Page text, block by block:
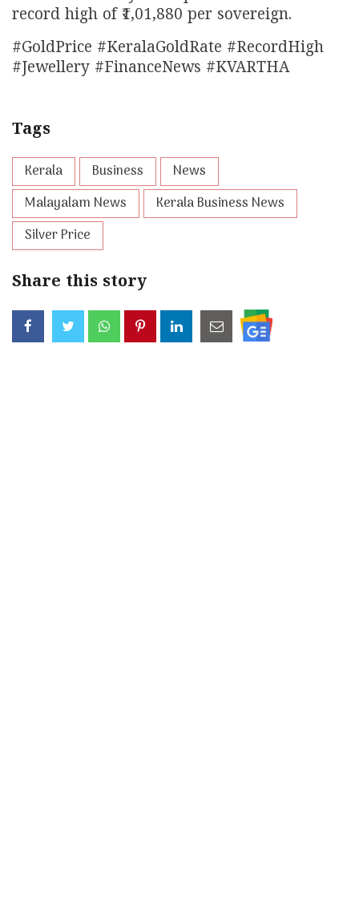
record high of ₹1,01,880 per sovereign.
#GoldPrice #KeralaGoldRate #RecordHigh
#Jewellery #FinanceNews #KVARTHA
Tags
Kerala Business
News
Malayalam News
Kerala Business News
Silver Price
Share this story